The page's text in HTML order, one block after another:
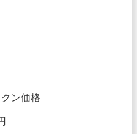
ン価格